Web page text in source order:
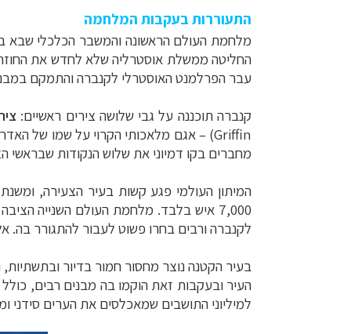
התעוררות בעקבות המלחמה
עבר הפרלמנט האוסטרלי לקנברה והתמקם
קנברה תוכננה על גבי שלושה צירים ראשיים:
Griffin) – אגם מלאכותי הקרוי על שמו של האדריכל שתכנן את העיר, שעל מנת ליצור אותו הוקם סכר גדול;
מחברים בקו דמיוני את שלוש הנקודות שבראשי
7,000 איש בלבד. מלחמת העולם השנייה
לקנברה ורבים בחרו פשוט לעבור להתגורר בה. אליהם התווספו כ- 3,000 עובדי ממשל שהועברו לעיר על
למיליוני התושבים שמאכלסים את הערים סידני